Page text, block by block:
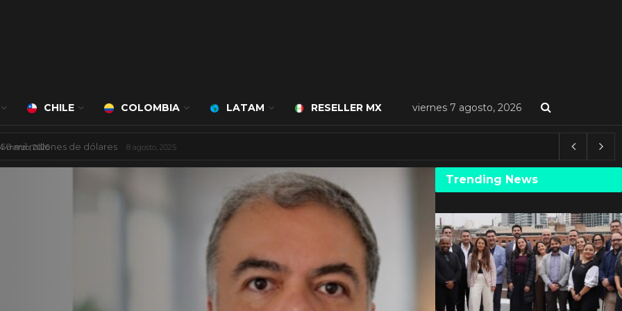
CHILE COLOMBIA LATAM RESELLER MX viernes 7 agosto, 2026
a cargo de Bert Milan 24 marzo, 2026
Trending News